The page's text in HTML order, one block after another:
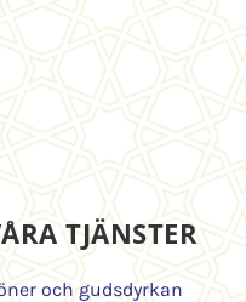
TJÄNSTER
och gudsdyrkan